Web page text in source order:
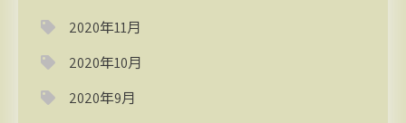
2020年11月
2020年10月
2020年9月